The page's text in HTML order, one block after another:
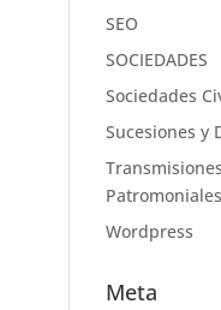
SEO
SOCIEDADES
Sociedades
Sucesiones y
Transmisiones
Wordpress
Meta